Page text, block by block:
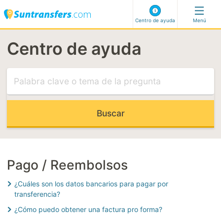
Centro de ayuda
Visite nuestro centro de ayuda
ARTÍCULOS MÁS RELEVANTES
CATEGORÍAS MÁS RELEVANTES
Menú
Centro de ayuda
Pago / Reembolsos
¿Cuáles son los datos bancarios para pagar por
transferencia?
¿Cómo puedo obtener una factura pro forma?